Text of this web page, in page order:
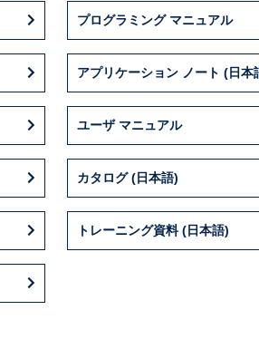
プログラミング マニュアル
アプリケーション ノート (日本
ユーザ マニュアル
カタログ (日本語)
トレーニング資料 (日本語)